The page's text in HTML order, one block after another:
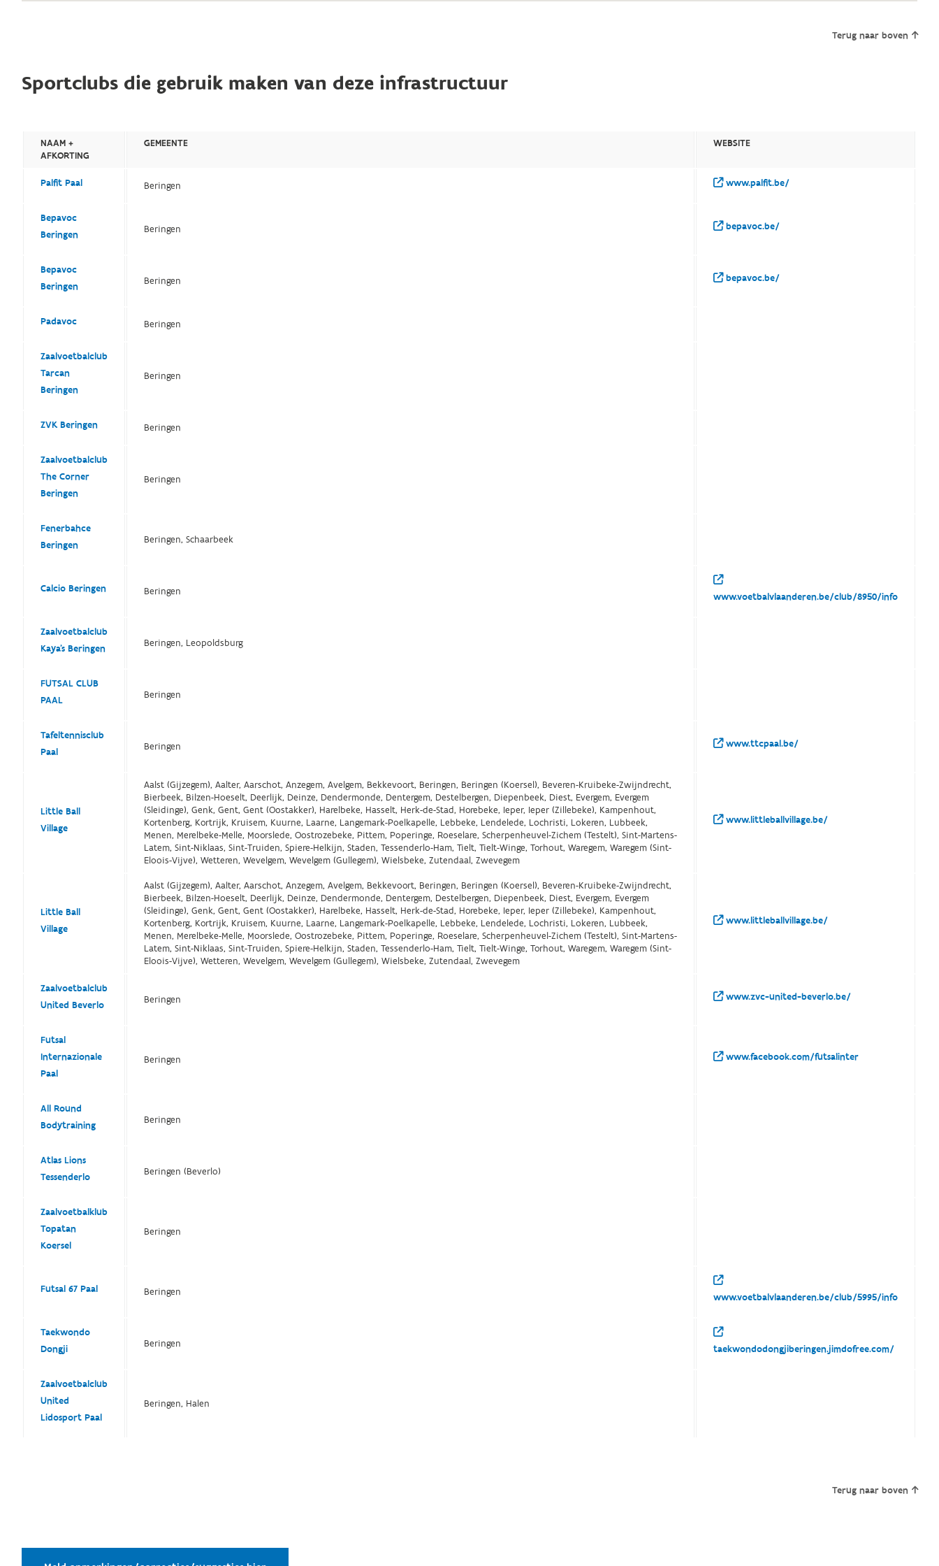
Terug naar boven
Sportclubs die gebruik maken van deze infrastructuur
NAAM +
AFKORTING
GEMEENTE WEBSITE
Palfit Paal Beringen www.palfit.be/
Bepavoc
Beringen
Beringen bepavoc.be/
Bepavoc
Beringen
Beringen bepavoc.be/
Padavoc Beringen
Zaalvoetbalclub
Tarcan
Beringen
Beringen
ZVK Beringen Beringen
Zaalvoetbalclub
The Corner
Beringen
Beringen
Fenerbahce
Beringen
Beringen, Schaarbeek
Calcio Beringen Beringen www.voetbalvlaanderen.be/club/8950/info
Zaalvoetbalclub
Kaya's Beringen
Beringen, Leopoldsburg
FUTSAL CLUB
PAAL
Beringen
Tafeltennisclub
Paal
Beringen www.ttcpaal.be/
Little Ball
Village
Aalst (Gijzegem), Aalter, Aarschot, Anzegem, Avelgem, Bekkevoort, Beringen, Beringen (Koersel), Beveren-Kruibeke-Zwijndrecht,
Bierbeek, Bilzen-Hoeselt, Deerlijk, Deinze, Dendermonde, Dentergem, Destelbergen, Diepenbeek, Diest, Evergem, Evergem
(Sleidinge), Genk, Gent, Gent (Oostakker), Harelbeke, Hasselt, Herk-de-Stad, Horebeke, Ieper, Ieper (Zillebeke), Kampenhout,
Kortenberg, Kortrijk, Kruisem, Kuurne, Laarne, Langemark-Poelkapelle, Lebbeke, Lendelede, Lochristi, Lokeren, Lubbeek,
Menen, Merelbeke-Melle, Moorslede, Oostrozebeke, Pittem, Poperinge, Roeselare, Scherpenheuvel-Zichem (Testelt), Sint-Martens-
Latem, Sint-Niklaas, Sint-Truiden, Spiere-Helkijn, Staden, Tessenderlo-Ham, Tielt, Tielt-Winge, Torhout, Waregem, Waregem (Sint-
Eloois-Vijve), Wetteren, Wevelgem, Wevelgem (Gullegem), Wielsbeke, Zutendaal, Zwevegem
www.littleballvillage.be/
Little Ball
Village
Aalst (Gijzegem), Aalter, Aarschot, Anzegem, Avelgem, Bekkevoort, Beringen, Beringen (Koersel), Beveren-Kruibeke-Zwijndrecht,
Bierbeek, Bilzen-Hoeselt, Deerlijk, Deinze, Dendermonde, Dentergem, Destelbergen, Diepenbeek, Diest, Evergem, Evergem
(Sleidinge), Genk, Gent, Gent (Oostakker), Harelbeke, Hasselt, Herk-de-Stad, Horebeke, Ieper, Ieper (Zillebeke), Kampenhout,
Kortenberg, Kortrijk, Kruisem, Kuurne, Laarne, Langemark-Poelkapelle, Lebbeke, Lendelede, Lochristi, Lokeren, Lubbeek,
Menen, Merelbeke-Melle, Moorslede, Oostrozebeke, Pittem, Poperinge, Roeselare, Scherpenheuvel-Zichem (Testelt), Sint-Martens-
Latem, Sint-Niklaas, Sint-Truiden, Spiere-Helkijn, Staden, Tessenderlo-Ham, Tielt, Tielt-Winge, Torhout, Waregem, Waregem (Sint-
Eloois-Vijve), Wetteren, Wevelgem, Wevelgem (Gullegem), Wielsbeke, Zutendaal, Zwevegem
www.littleballvillage.be/
Zaalvoetbalclub
United Beverlo
Beringen www.zvc-united-beverlo.be/
Futsal
Internazionale
Paal
Beringen www.facebook.com/futsalinter
All Round
Bodytraining
Beringen
Atlas Lions
Tessenderlo
Beringen (Beverlo)
Zaalvoetbalklub
Topatan
Koersel
Beringen
Futsal 67 Paal Beringen www.voetbalvlaanderen.be/club/5995/info
Taekwondo
Dongji
Beringen taekwondodongjiberingen.jimdofree.com/
Zaalvoetbalclub
United
Lidosport Paal
Beringen, Halen
Terug naar boven